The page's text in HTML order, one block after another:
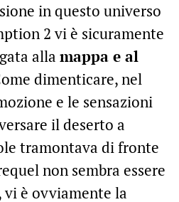
in questo universo
2 vi è sicuramente
alla mappa e al
dimenticare, nel
e le sensazioni
il deserto a
tramontava di fronte
non sembra essere
è ovviamente la